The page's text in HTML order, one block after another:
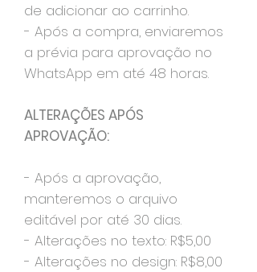
de adicionar ao carrinho.
- Após a compra, enviaremos
a prévia para aprovação no
WhatsApp em até 48 horas.
ALTERAÇÕES APÓS
APROVAÇÃO:
- Após a aprovação,
manteremos o arquivo
editável por até 30 dias.
- Alterações no texto: R$5,00
- Alterações no design: R$8,00